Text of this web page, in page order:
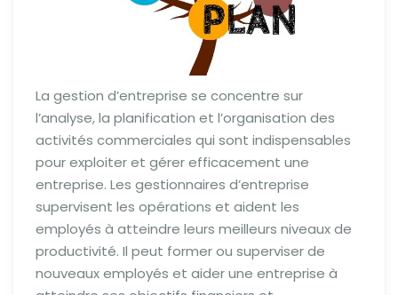
La gestion d’entreprise se concentre sur
l’analyse, la planification et l’organisation des
activités commerciales qui sont indispensables
pour exploiter et gérer efficacement une
entreprise. Les gestionnaires d’entreprise
supervisent les opérations et aident les
employés à atteindre leurs meilleurs niveaux de
productivité. Il peut former ou superviser de
nouveaux employés et aider une entreprise à